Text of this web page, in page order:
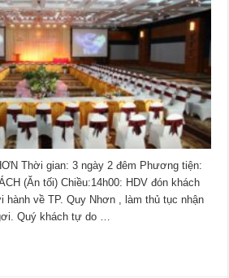
Thời gian: 3 ngày 2 đêm Phương tiện:
(Ăn tối) Chiều:14h00: HDV đón khách
hành về TP. Quy Nhơn , làm thủ tục nhận
Quý khách tự do …